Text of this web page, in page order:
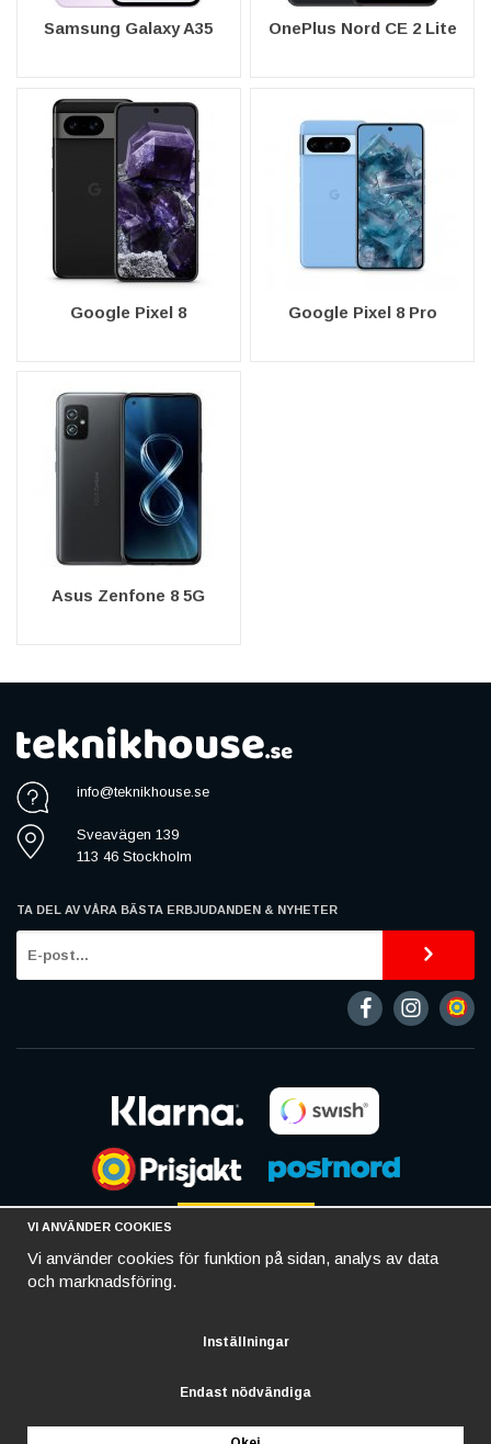
Samsung Galaxy A35 OnePlus Nord CE 2 Lite
Google Pixel 8 Google Pixel 8 Pro
Asus Zenfone 8 5G
info@teknikhouse.se
Sveavägen 139
113 46 Stockholm
TA DEL AV VÅRA BÄSTA ERBJUDANDEN & NYHETER
VI ANVÄNDER COOKIES
Vi använder cookies för funktion på sidan, analys av data
och marknadsföring.
Inställningar
Endast nödvändiga